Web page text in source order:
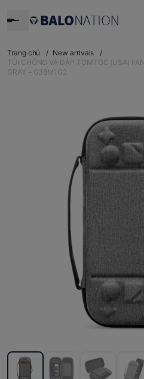
Trang chủ / New arrivals
/
TÚI CHỐNG VA ĐẬP TOMTOC (USA)
GRAY – G38M1G2